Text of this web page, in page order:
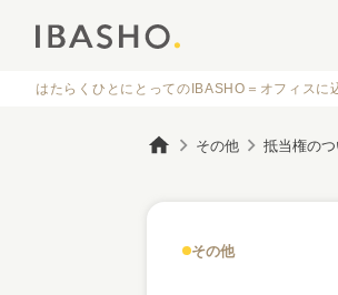
はたらくひとにとってのIBASHO＝オフィスに
その他
その他